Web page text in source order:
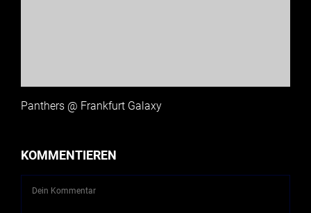
Panthers @ Frankfurt Galaxy
KOMMENTIEREN